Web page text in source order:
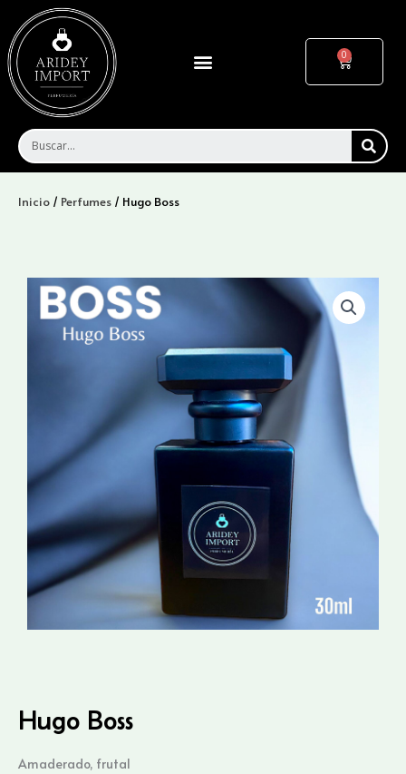
contenido
Menu Cart
Inicio / Perfumes / Hugo Boss
Hugo Boss
Amaderado, frutal